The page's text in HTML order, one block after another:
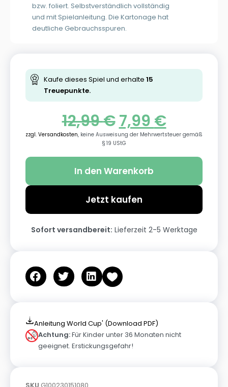
bzw. foliert. Selbstverständlich vollständig
und mit Spielanleitung. Die Kartonage hat
deutliche Gebrauchsspuren.
Kaufe dieses Spiel und erhalte 15
Treuepunkte.
12,99€ 7,99 €
zzgl. Versandkosten, keine Ausweisung der Mehrwertsteuer gemäß
§ 19 UStG
In den Warenkorb
Jetzt kaufen
Sofort versandbereit: Lieferzeit 2-5 Werktage
Anleitung World Cup' (Download PDF)
Achtung:Für Kinder unter 36 Monaten nicht
geeignet. Erstickungsgefahr!